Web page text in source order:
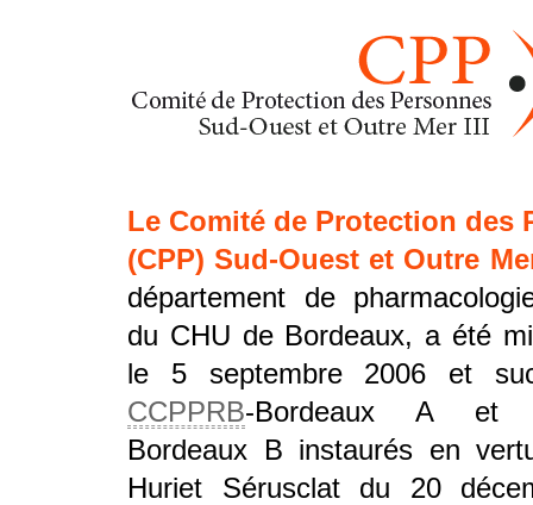
Le Comité de Protection des
(CPP) Sud-Ouest et Outre
département de
du CHU de Bordeaux, a été
le 5 septembre 2006 et
CCPPRB-Bordeaux A et
Bordeaux B instaurés en
Huriet Sérusclat du 20